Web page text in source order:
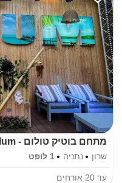
מתחם בוטיק טולום - Tulum
שרון נתניה 1 לופט
עד 20 אורחים